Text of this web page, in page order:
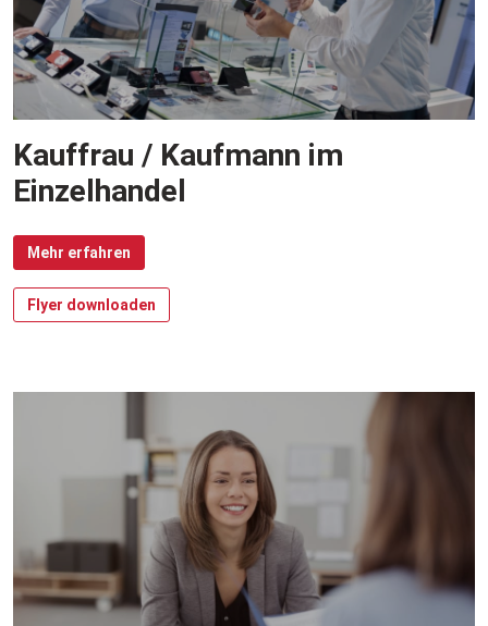
Kauffrau / Kaufmann im
Einzelhandel
Mehr erfahren
Flyer downloaden